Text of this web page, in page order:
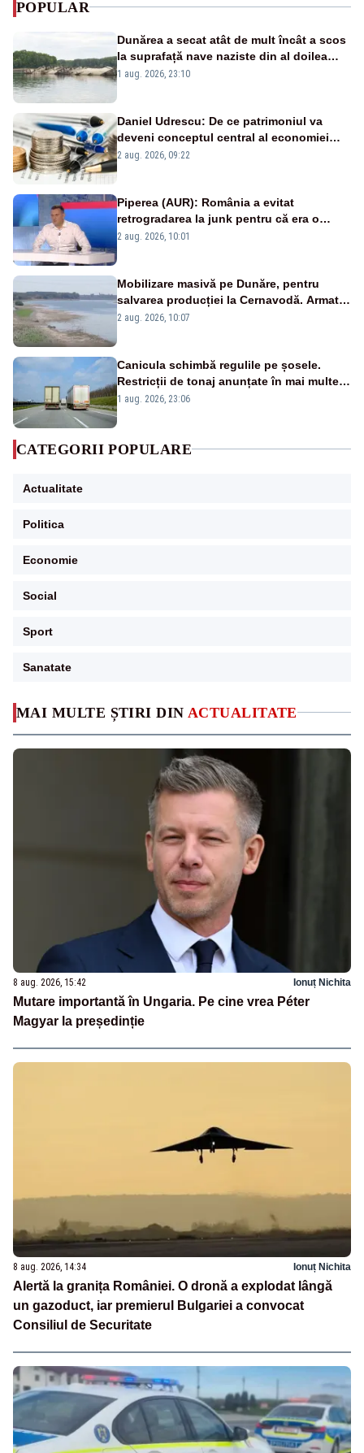
MAI MULTE ȘTIRI DIN ACTUALITATE
8 aug. 2026, 15:42 Ionuț Nichita
Mutare importantă în Ungaria. Pe cine vrea Péter
Magyar la președinție
8 aug. 2026, 14:34 Ionuț Nichita
Alertă la granița României. O dronă a explodat lângă
un gazoduct, iar premierul Bulgariei a convocat
Consiliul de Securitate
POPULAR
Dunărea a secat atât de mult încât a scos
la suprafață nave naziste din al doilea
război mondial
1 aug. 2026, 23:10
Daniel Udrescu: De ce patrimoniul va
deveni conceptul central al economiei
viitoare?
2 aug. 2026, 09:22
Piperea (AUR): România a evitat
retrogradarea la junk pentru că era o
catastrofă pentru bănci și fondurile de
2 aug. 2026, 10:01
Mobilizare masivă pe Dunăre, pentru
salvarea producției la Cernavodă. Armata
va detona o stâncă și va devia apa
2 aug. 2026, 10:07
Canicula schimbă regulile pe șosele.
Restricții de tonaj anunțate în mai multe
județe
1 aug. 2026, 23:06
CATEGORII POPULARE
Actualitate
Politica
Economie
Social
Sport
Sanatate